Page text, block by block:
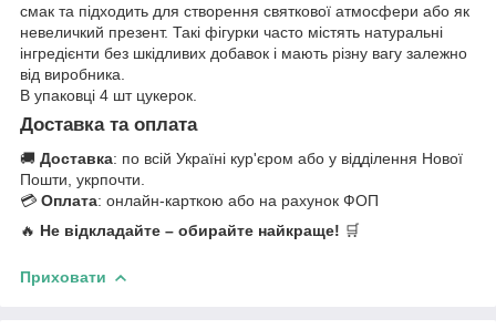
смак та підходить для створення святкової атмосфери або як
невеличкий презент. Такі фігурки часто містять натуральні
інгредієнти без шкідливих добавок і мають різну вагу залежно
від виробника.
В упаковці 4 шт цукерок.
Доставка та оплата
🚚 Доставка: по всій Україні кур'єром або у відділення Нової
Пошти, укрпочти.
💳 Оплата: онлайн-карткою або на рахунок ФОП
🔥 Не відкладайте – обирайте найкраще! 🛒
Приховати